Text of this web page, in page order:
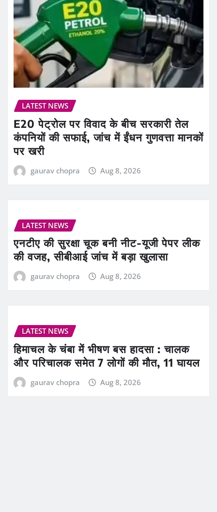
LATEST NEWS
E20 पेट्रोल पर विवाद के बीच सरकारी तेल
कंपनियों की सफाई, जांच में ईंधन गुणवत्ता मानकों
पर खरी
gaurav chopra Aug 8, 2026
LATEST NEWS
एनटीए की सुरक्षा चूक बनी नीट-यूजी पेपर लीक
की वजह, सीबीआई जांच में बड़ा खुलासा
gaurav chopra Aug 8, 2026
LATEST NEWS
हिमाचल के चंबा में भीषण बस हादसा : चालक
और परिचालक समेत 7 लोगों की मौत, 11 घायल
gaurav chopra Aug 8, 2026